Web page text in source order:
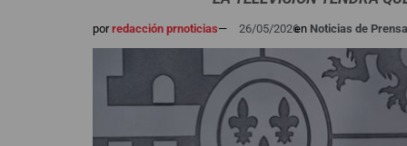
porredacción prnoticias— 26/05/2026en Noticias de Prensa